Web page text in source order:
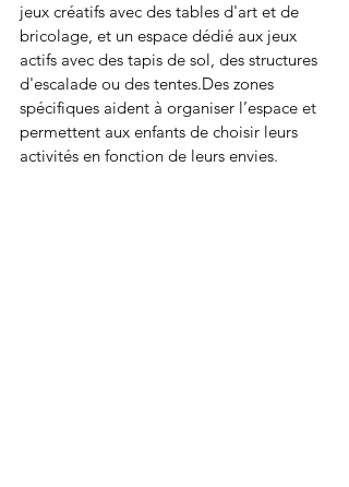
jeux créatifs avec des tables d'art et de
bricolage, et un espace dédié aux jeux
actifs avec des tapis de sol, des structures
d'escalade ou des tentes.Des zones
spécifiques aident à organiser l’espace et
permettent aux enfants de choisir leurs
activités en fonction de leurs envies.